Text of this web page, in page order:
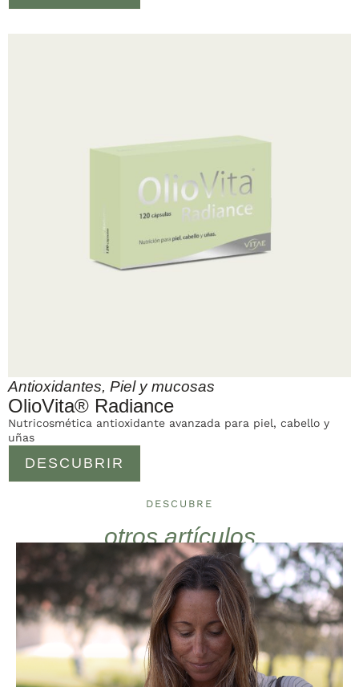
Antioxidantes, Piel y mucosas
OlioVita® Radiance
DESCUBRIR
Nutricosmética antioxidante avanzada para piel, cabello y
uñas
DESCUBRE
otros artículos